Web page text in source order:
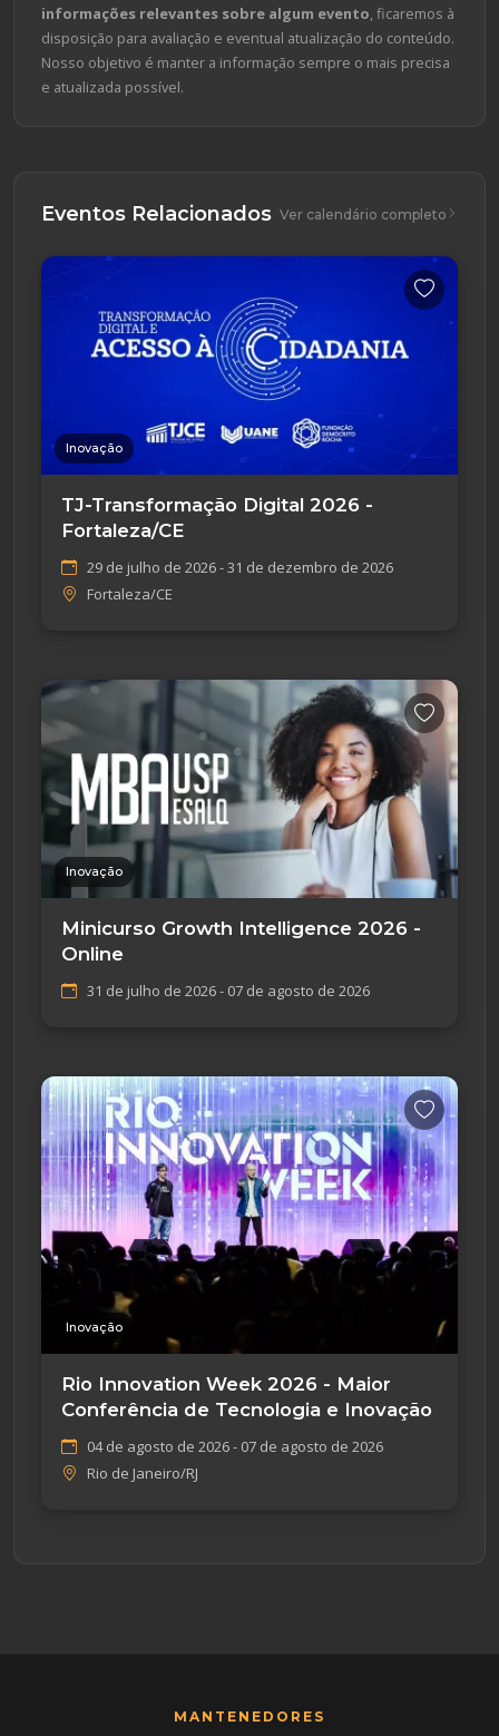
informações relevantes sobre algum evento, ficaremos à
disposição para avaliação e eventual atualização do conteúdo.
Nosso objetivo é manter a informação sempre o mais precisa
e atualizada possível.
Eventos Relacionados Ver calendário completo
Inovação
TJ-Transformação Digital 2026 -
Fortaleza/CE
29 de julho de 2026 - 31 de dezembro de 2026
Fortaleza/CE
Inovação
Minicurso Growth Intelligence 2026 -
Online
31 de julho de 2026 - 07 de agosto de 2026
Inovação
Rio Innovation Week 2026 - Maior
Conferência de Tecnologia e Inovação
04 de agosto de 2026 - 07 de agosto de 2026
Rio de Janeiro/RJ
MANTENEDORES